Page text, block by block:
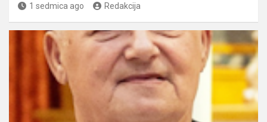
1 sedmica ago Redakcija